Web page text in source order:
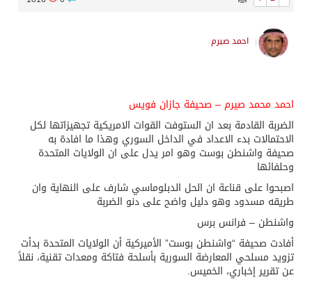
احمد صيرم
احمد محمد صيرم – صحيفة جازان فويس
الضربة القادمة بعد ان الستوفت القوات الامريكية تجهيزاتها لكل
الاحتمالات بدء الاعداد في الداخل السوري وهذا ما افادة به
صحيفة واشنطن بوست وهو امر يدل على ان الولايات المتحدة
وحلفائها
اصبحوا على قناعة ان الحل الدبلوماسي شارف على النهاية وان
طريقه مسدود وهو دليل واضح على دنو الضربة
واشنطن – فرانس برس
أفادت صحيفة “واشنطن بوست” الأميركية أن الولايات المتحدة بدأت
تزويد مسلحي المعارضة السورية بأسلحة فتاكة ومعدات تقنية، نقلاً
عن تقرير إخباري، الخميس.